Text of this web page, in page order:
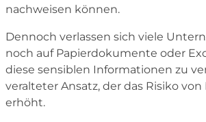
nachweisen können.
Dennoch verlassen sich viele
noch auf Papierdokumente oder
diese sensiblen Informationen zu
veralteter Ansatz, der das Risiko
erhöht.